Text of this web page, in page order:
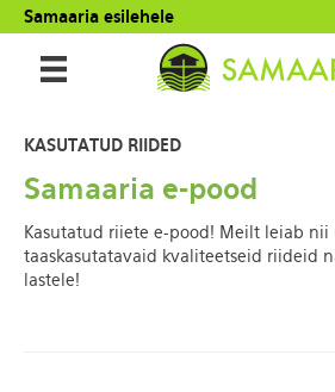
Samaaria esilehele
KASUTATUD RIIDED
Samaaria e-pood
Kasutatud riiete e-pood! Meilt leiab
taaskasutatavaid kvaliteetseid riideid
lastele!